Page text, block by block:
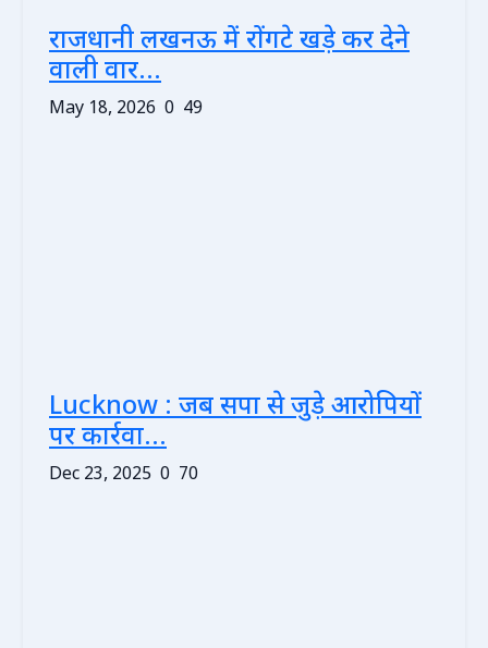
राजधानी लखनऊ में रोंगटे खड़े कर देने
वाली वार...
May 18, 2026 0 49
Lucknow : जब सपा से जुड़े आरोपियों
पर कार्रवा...
Dec 23, 2025 0 70